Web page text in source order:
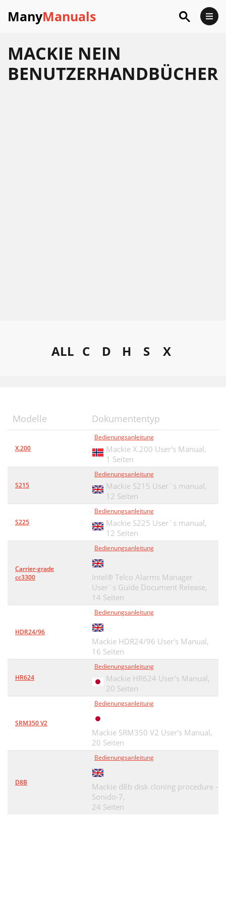
ManyManuals
MACKIE NEIN
BENUTZERHANDBÜCHER
ALL C D H S X
Modelle Dokumententyp
X.200
Bedienungsanleitung
Mackie X.200 User's Manual,
1 Seiten
S215
Bedienungsanleitung
Mackie S215 User`s manual,
12 Seiten
S225
Bedienungsanleitung
Mackie S225 User`s manual,
12 Seiten
Carrier-grade
cc3300
Bedienungsanleitung
Intel® Telco Alarms Manager
User`s Guide Document Release,
14 Seiten
HDR24/96
Bedienungsanleitung
Mackie HDR24/96 User's Manual,
16 Seiten
HR624
Bedienungsanleitung
Mackie HR624 User's Manual,
20 Seiten
SRM350 V2
Bedienungsanleitung
Mackie SRM350 V2 User's Manual,
20 Seiten
D8B
Bedienungsanleitung
Mackie d8b disk cloning procedure -
Sonido-7,
24 Seiten